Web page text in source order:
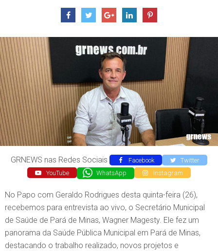
GRNEWS nas Redes Sociais Facebook
Twitter
YouTube
WhatsApp Instagram
No Papo com Geraldo Rodrigues desta quinta-feira (26),
recebemos para entrevista ao vivo, o Secretário Municipal
de Saúde de Pará de Minas, Wagner Magesty. Ele fez um
panorama da Saúde Pública Municipal em Pará de Minas,
destacando o trabalho realizado, novos projetos e